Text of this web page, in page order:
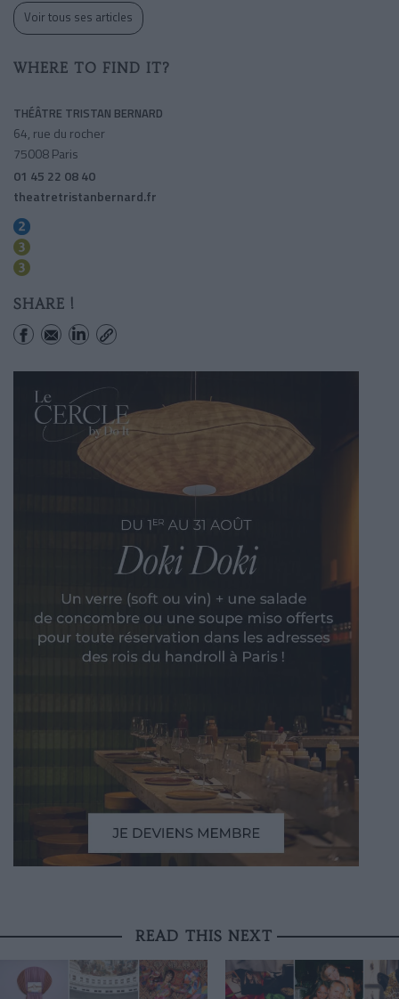
Voir tous ses articles
WHERE TO FIND IT?
THÉÂTRE TRISTAN BERNARD
64, rue du rocher
75008 Paris
01 45 22 08 40
theatretristanbernard.fr
SHARE !
READ THIS NEXT